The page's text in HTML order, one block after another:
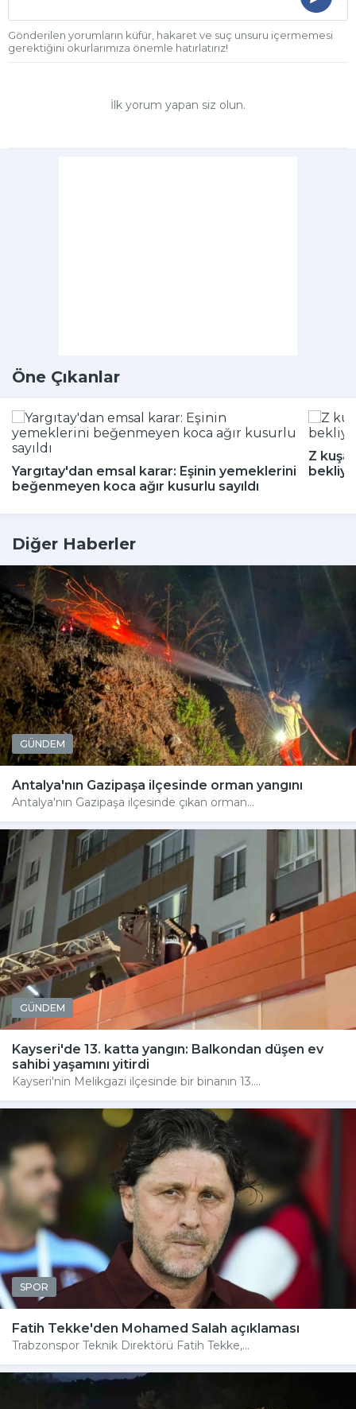
Gönderilen yorumların küfür, hakaret ve suç unsuru içermemesi
gerektiğini okurlarımıza önemle hatırlatırız!
İlk yorum yapan siz olun.
Öne Çıkanlar
Yargıtay'dan emsal karar: Eşinin yemeklerini
beğenmeyen koca ağır kusurlu sayıldı
Z
Diğer Haberler
GÜNDEM
Antalya'nın Gazipaşa ilçesinde orman yangını
Antalya'nın Gazipaşa ilçesinde çıkan orman...
GÜNDEM
Kayseri'de 13. katta yangın: Balkondan düşen ev
sahibi yaşamını yitirdi
Kayseri'nin Melikgazi ilçesinde bir binanın 13....
SPOR
Fatih Tekke'den Mohamed Salah açıklaması
Trabzonspor Teknik Direktörü Fatih Tekke,...